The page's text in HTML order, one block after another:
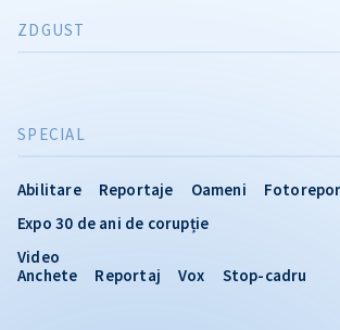
SPECIAL
Abilitare Reportaje Oameni
Expo 30 de ani de corupție
Video
Anchete
Reportaj Vox Stop-cadru
ZDGUST